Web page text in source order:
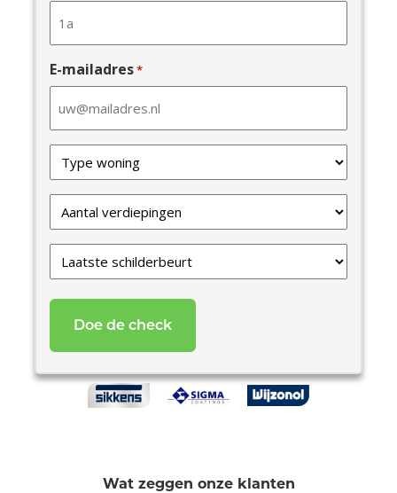
E-mailadres*
van
uw
woning
*
Verdiepingen
schilderbeurt
Wat zeggen onze klanten